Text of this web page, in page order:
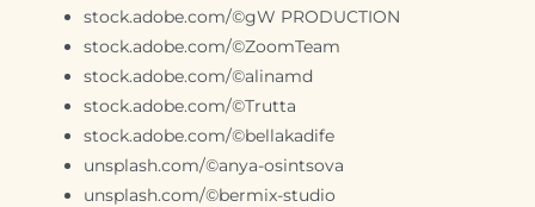
stock.adobe.com/©gW PRODUCTION
stock.adobe.com/©ZoomTeam
stock.adobe.com/©alinamd
stock.adobe.com/©Trutta
stock.adobe.com/©bellakadife
unsplash.com/©anya-osintsova
unsplash.com/©bermix-studio